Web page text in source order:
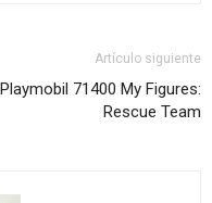
Artículo siguiente
Playmobil 71400 My Figures:
Rescue Team